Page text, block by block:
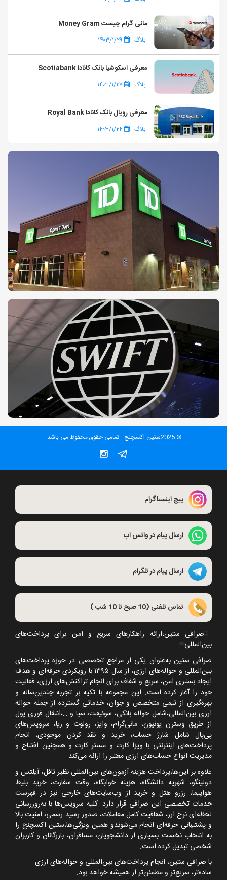
مانی گرام چیست Money Gram
بلاگ ۱۴۰۳/۱/۲۹
معرفی اسکوشیا بانک کانادا Scotiabank
بلاگ ۱۴۰۳/۱/۲۷
معرفی رویال بانک کانادا Royal Bank
بلاگ ۱۴۰۳/۱/۲۴
© 2025ستین اکسچنج - تمامی حقوق محفوظ می باشد.
پیج اینستاگرام
ارسال پیام در واتس اپ
ارسال پیام در تلگرام
تماس تلفنی (10 صبح تا 10 شب )
صرافی ستین؛ارائه راهکارهای سریع و امن برای پرداخت‌های
بین‌المللی
صرافی ستین به‌عنوان یکی از مراجع تخصصی در حوزه پرداخت‌های
بین‌المللی و حواله‌های ارزی، از سال ۱۳۹۵با رویکردی حرفه‌ای و هدف
ایجاد بستری امن، سریع و شفاف برای انجام تراکنش‌های ارزی، فعالیت
خود را آغاز کرده است. این مجموعه با تکیه بر تجربه چندین‌ساله و
بهره‌گیری از تیمی متخصص و جوان، خدماتی گسترده از جمله حواله
ارزی بین‌المللی،شامل حواله بانکی، سوئیفت، سپا و …،انتقال فوری پول
از طریق وسترن یونیون، مانی‌گرام، وایز، رولوت و ریا، سرویس‌های
پی‌پال شامل شارژ حساب، خرید و نقد کردن موجودی، انجام
پرداخت‌های اینترنتی با ویزا کارت و مستر کارت و همچنین افتتاح و
مدیریت انواع حساب‌های ارزی معتبر را ارائه می‌کند.
علاوه بر این‌ها،پرداخت هزینه آزمون‌های بین‌المللی نظیر تافل، آیلتس و
دولینگو، شهریه دانشگاه، هزینه خوابگاه، وقت سفارت، خرید بلیط
هواپیما، رزرو هتل و خرید از وب‌سایت‌های خارجی نیز در فهرست
خدمات تخصصی این صرافی قرار دارد. کلیه سرویس‌ها با به‌روزرسانی
لحظه‌ای نرخ ارز، شفافیت کامل معاملات، صدور رسید رسمی، امنیت بالا
و پشتیبانی حرفه‌ای انجام می‌شوندو همین ویژگی‌ها،ستین اکسچنج را
به انتخاب نخست بسیاری از دانشجویان، مسافران، بازرگانان و کاربران
شخصی تبدیل کرده است.
با صرافی ستین، انجام پرداخت‌های بین‌المللی و حواله‌های ارزی
ساده‌تر، سریع‌تر و مطمئن‌تر از همیشه خواهد بود.